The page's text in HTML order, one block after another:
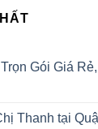
Gói Giá
Thanh tại